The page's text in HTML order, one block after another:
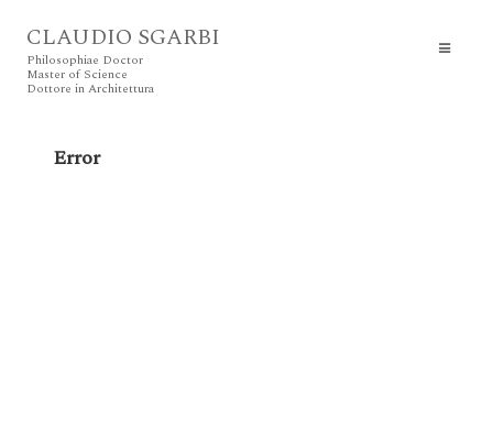
CLAUDIO SGARBI
Philosophiae Doctor
Master of Science
Dottore in Architettura
Error